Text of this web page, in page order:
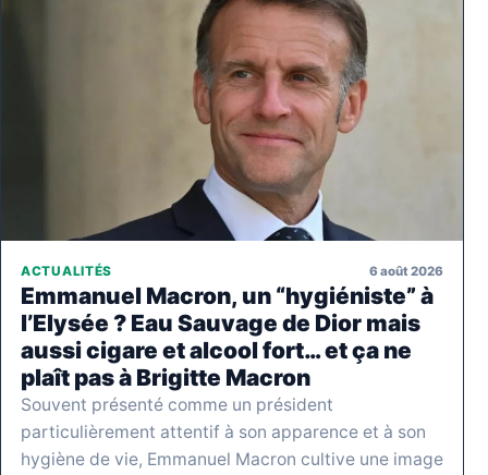
ACTUALITÉS 6 août 2026
Emmanuel Macron, un “hygiéniste” à
l’Elysée ? Eau Sauvage de Dior mais
aussi cigare et alcool fort… et ça ne
plaît pas à Brigitte Macron
Souvent présenté comme un président
particulièrement attentif à son apparence et à son
hygiène de vie, Emmanuel Macron cultive une image